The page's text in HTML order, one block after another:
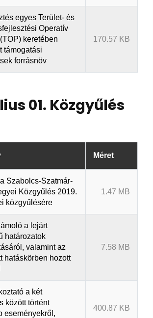
egyes Terület- és
Operatív
keretében
támogatási
forrásnöv
170.57 KB
01. Közgyűlés
Méret
Szabolcs-Szatmár-
Közgyűlés 2019.
közgyűlésére
1.47 MB
a lejárt
határozatok
valamint az
hatáskörben hozott
7.58 MB
a két
között történt
eseményekről,
400.87 KB